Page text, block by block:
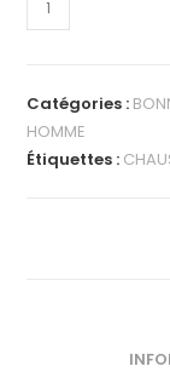
Catégories :
HOMME
Étiquettes :